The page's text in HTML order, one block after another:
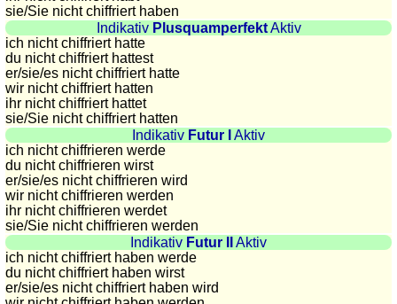
weitere
Spiele
Gehirntraining
Rechentrainer
Puzzle
Quiz
Suchbild
Tierquiz
sie/Sie nicht chiffriert haben
Indikativ PlusquamperfektAktiv
ich nicht chiffriert hatte
du nicht chiffriert hattest
er/sie/es nicht chiffriert hatte
wir nicht chiffriert hatten
ihr nicht chiffriert hattet
sie/Sie nicht chiffriert hatten
Indikativ Futur I
Aktiv
ich nicht chiffrieren werde
du nicht chiffrieren wirst
er/sie/es nicht chiffrieren wird
wir nicht chiffrieren werden
ihr nicht chiffrieren werdet
sie/Sie nicht chiffrieren werden
Indikativ Futur II
Aktiv
ich nicht chiffriert haben werde
du nicht chiffriert haben wirst
er/sie/es nicht chiffriert haben wird